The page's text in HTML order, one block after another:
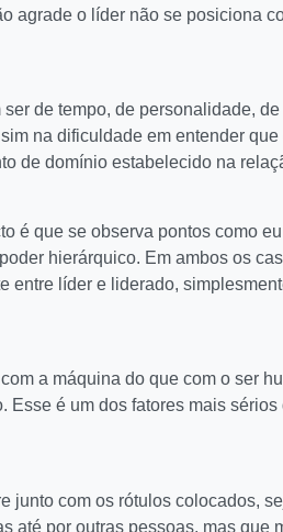
agrade o líder não se posiciona
de tempo, de personalidade, de
na dificuldade em entender que
de domínio estabelecido na
é que se observa pontos como
hierárquico. Em ambos os
entre líder e liderado,
a máquina do que com o ser
Esse é um dos fatores mais sérios
junto com os rótulos colocados,
até por outras pessoas, mas que